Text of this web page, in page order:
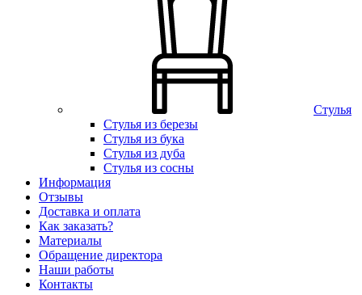
Стулья
Стулья из березы
Стулья из бука
Стулья из дуба
Стулья из сосны
Информация
Отзывы
Доставка и оплата
Как заказать?
Материалы
Обращение директора
Наши работы
Контакты